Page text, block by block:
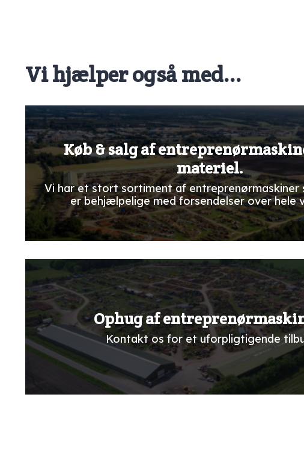
Vi hjælper også med...
Køb & salg af
materiel.
Vi har et stort sortiment af entreprenørmaskiner
er behjælpelige med forsendelser over hele
Ophug af
Kontakt os for et uforpligtigende